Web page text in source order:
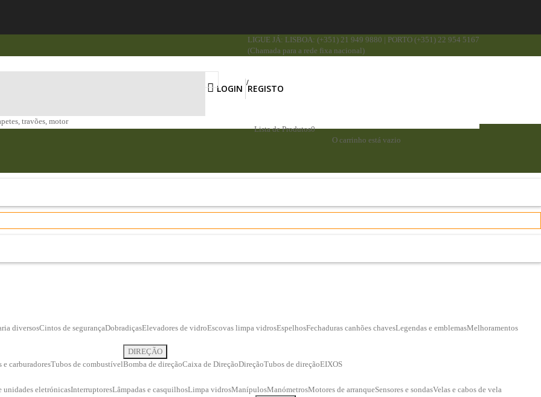
LIGUE JÁ: LISBOA: (+351) 21 949 9880 | PORTO (+351) 22 954 5167
(Chamada para a rede fixa nacional)
travões, motor
LOGIN REGISTO
Lista de Produtos0
O carrinho está vazio
diversosCintos de segurançaDobradiçasElevadores de vidroEscovas limpa vidrosEspelhosFechaduras canhões chavesLegendas e emblemasMelhoramentos
e carburadoresTubos de combustível
DIREÇÃO
Bomba de direçãoCaixa de DireçãoDireçãoTubos de direçãoEIXOS
unidades eletrónicasInterruptoresLâmpadas e casquilhosLimpa vidrosManípulosManómetrosMotores de arranqueSensores e sondasVelas e cabos de vela